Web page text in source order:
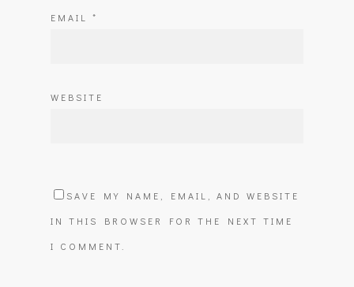
EMAIL *
WEBSITE
SAVE MY NAME, EMAIL, AND WEBSITE
IN THIS BROWSER FOR THE NEXT TIME
I COMMENT.